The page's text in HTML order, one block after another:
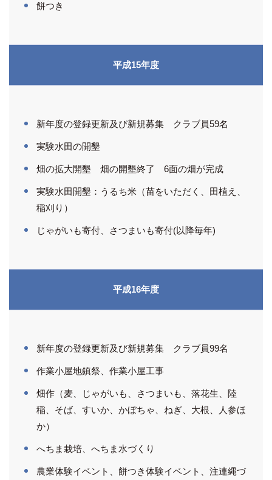
餅つき
平成15年度
新年度の登録更新及び新規募集 クラブ員59名
実験水田の開墾
畑の拡大開墾 畑の開墾終了 6面の畑が完成
実験水田開墾：うるち米（苗をいただく、田植え、
稲刈り）
じゃがいも寄付、さつまいも寄付(以降毎年)
平成16年度
新年度の登録更新及び新規募集 クラブ員99名
作業小屋地鎮祭、作業小屋工事
畑作（麦、じゃがいも、さつまいも、落花生、陸
稲、そば、すいか、かぼちゃ、ねぎ、大根、人参ほ
か）
へちま栽培、へちま水づくり
農業体験イベント、餅つき体験イベント、注連縄づ